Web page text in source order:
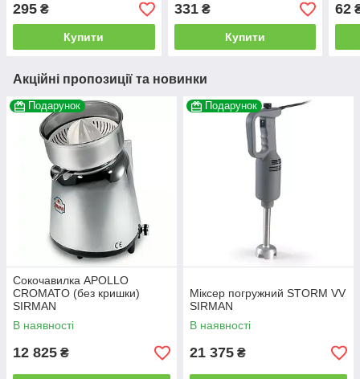
295 ₴
Купити
331₴
Купити
62
Акційні пропозиції та новинки
Подарунок
Сокочавилка APOLLO
CROMATO (без кришки)
SIRMAN
В наявності
12 825 ₴
Подарунок
Міксер погружний STORM VV
SIRMAN
В наявності
21 375 ₴